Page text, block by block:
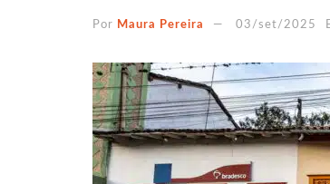
Por Maura Pereira 03/set/2025